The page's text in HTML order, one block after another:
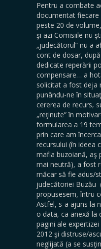
Pentru a combate
documentat fiecare
peste 20 de
şi azi Comisiile nu
„judecătorul” nu a
cont de dosar,
dedicate reperării
compensare… a
solicitat a fost deja
punându-ne în
cererea de recurs,
„reţinute” în
formularea a 19
prin care am
recursului (în ideea
mafia buzoiană, aş
mai neutră), a fost
măcar să fie adus/
judecătoriei Buzău
propusesem, întru
Astfel, s-a ajuns la
o data, ca anexă la
pagini ale
2012 şi distruse/
neglijată (a se